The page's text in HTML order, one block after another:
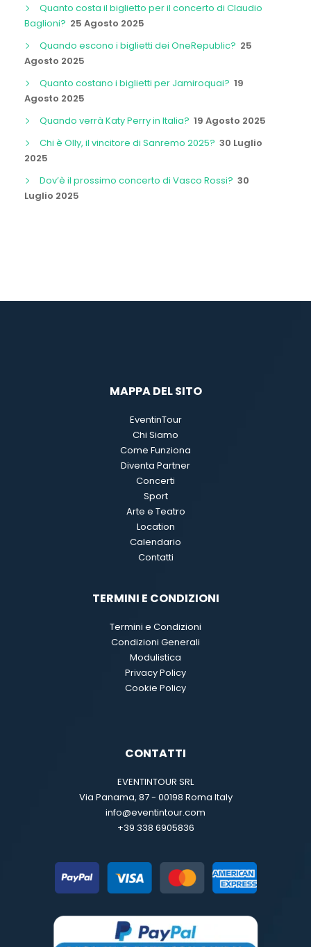
Quanto costa il biglietto per il concerto di Claudio
Baglioni? 25 Agosto 2025
Quando escono i biglietti dei OneRepublic? 25
Agosto 2025
Quanto costano i biglietti per Jamiroquai? 19
Agosto 2025
Quando verrà Katy Perry in Italia? 19 Agosto 2025
Chi è Olly, il vincitore di Sanremo 2025? 30 Luglio
2025
Dov’è il prossimo concerto di Vasco Rossi? 30
Luglio 2025
MAPPA DEL SITO
EventinTour
Chi Siamo
Come Funziona
Diventa Partner
Concerti
Sport
Arte e Teatro
Location
Calendario
Contatti
TERMINI E CONDIZIONI
Termini e Condizioni
Condizioni Generali
Modulistica
Privacy Policy
Cookie Policy
CONTATTI
EVENTINTOUR SRL
Via Panama, 87 - 00198 Roma Italy
info@eventintour.com
+39 338 6905836